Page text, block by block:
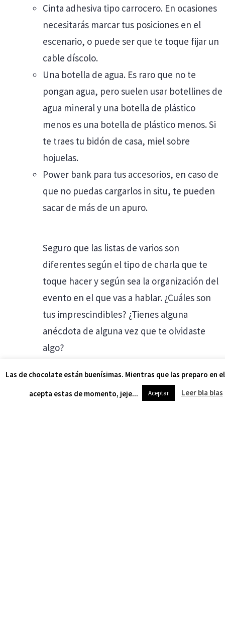
Cinta adhesiva tipo carrocero. En ocasiones
necesitarás marcar tus posiciones en el
escenario, o puede ser que te toque fijar un
cable díscolo.
Una botella de agua. Es raro que no te
pongan agua, pero suelen usar botellines de
agua mineral y una botella de plástico
menos es una botella de plástico menos. Si
te traes tu bidón de casa, miel sobre
hojuelas.
Power bank para tus accesorios, en caso de
que no puedas cargarlos in situ, te pueden
sacar de más de un apuro.
Seguro que las listas de varios son
diferentes según el tipo de charla que te
toque hacer y según sea la organización del
evento en el que vas a hablar. ¿Cuáles son
tus imprescindibles? ¿Tienes alguna
anécdota de alguna vez que te olvidaste
algo?
ANTES
Las de chocolate están buenísimas. Mientras que las preparo en
acepta estas de momento, jeje...
Aceptar Leer bla blas